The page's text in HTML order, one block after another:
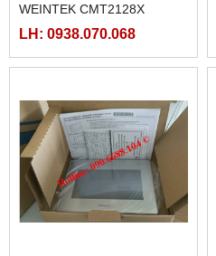
WEINTEK CMT2128X
LH: 0938.070.068